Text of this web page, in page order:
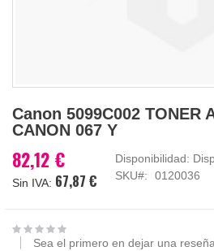
al
comienzo
la
galería
Canon 5099C002 TONER
CANON 067 Y
82,12 €
67,87 €
Disponibilidad:
SKU
0120036
Sea el primero en dejar una